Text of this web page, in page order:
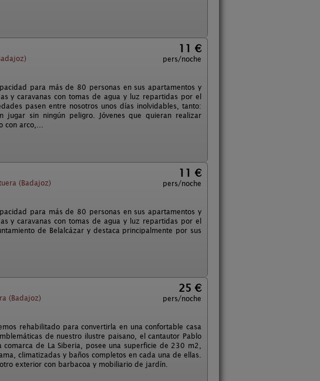
11 €
pers/noche
para más de 80 personas en sus apartamentos y
y caravanas con tomas de agua y luz repartidas por el
pasen entre nosotros unos días inolvidables, tanto:
jugar sin ningún peligro. Jóvenes que quieran realizar
arco,...
(Badajoz)
11 €
pers/noche
para más de 80 personas en sus apartamentos y
y caravanas con tomas de agua y luz repartidas por el
de Belalcázar y destaca principalmente por sus
(Badajoz)
25 €
pers/noche
rehabilitado para convertirla en una confortable casa
de nuestro ilustre paisano, el cantautor Pablo
de La Siberia, posee una superficie de 230 m2,
climatizadas y baños completos en cada una de ellas.
exterior con barbacoa y mobiliario de jardín.